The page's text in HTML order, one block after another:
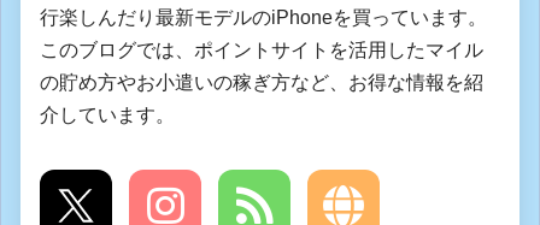
行楽しんだり最新モデルのiPhoneを買っています。
このブログでは、ポイントサイトを活用したマイル
の貯め方やお小遣いの稼ぎ方など、お得な情報を紹
介しています。